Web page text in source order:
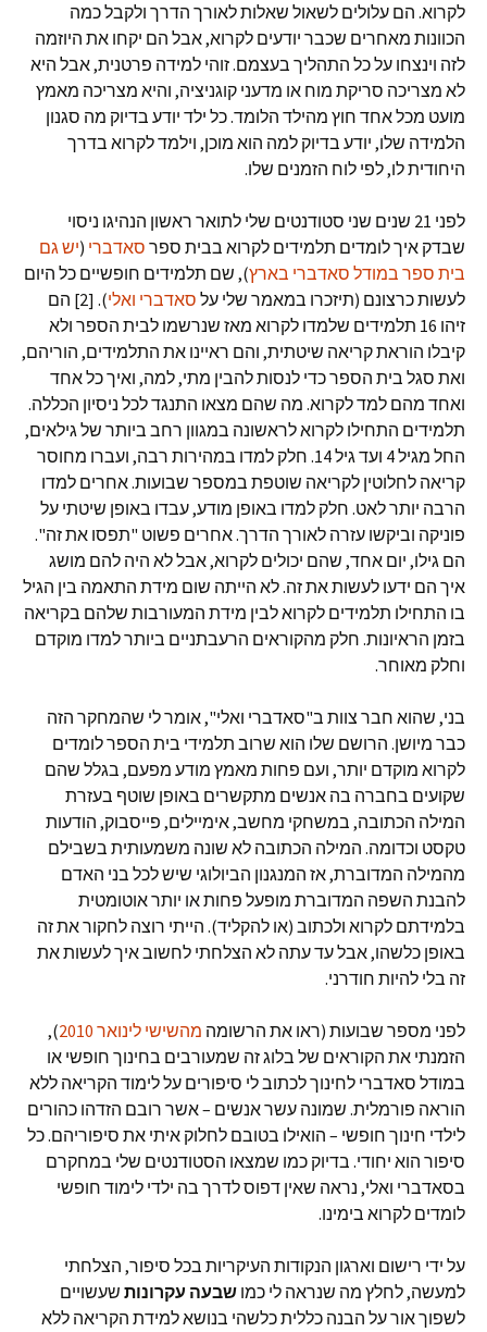
לקרוא. הם עלולים לשאול שאלות לאורך הדרך ולקבל כמה
הכוונות מאחרים שכבר יודעים לקרוא, אבל הם יקחו את היוזמה
לזה וינצחו על כל התהליך בעצמם. זוהי למידה פרטנית, אבל היא
לא מצריכה סריקת מוח או מדעני קוגניציה, והיא מצריכה מאמץ
מועט מכל אחד חוץ מהילד הלומד. כל ילד יודע בדיוק מה סגנון
הלמידה שלו, יודע בדיוק למה הוא מוכן, וילמד לקרוא בדרך
היחודית לו, לפי לוח הזמנים שלו.
לפני 21 שנים שני סטודנטים שלי לתואר ראשון הנהיגו ניסוי
שבדק איך לומדים תלמידים לקרוא בבית ספר סאדברי (יש גם
בית ספר במודל סאדברי בארץ), שם תלמידים חופשיים כל היום
לעשות כרצונם (תיזכרו במאמר שלי על סאדברי ואלי
). [2] הם
זיהו 16 תלמידים שלמדו לקרוא מאז שנרשמו לבית הספר ולא
קיבלו הוראת קריאה שיטתית, והם ראיינו את התלמידים, הוריהם,
ואת סגל בית הספר כדי לנסות להבין מתי, למה, ואיך כל אחד
ואחד מהם למד לקרוא. מה שהם מצאו התנגד לכל ניסיון הכללה.
תלמידים התחילו לקרוא לראשונה במגוון רחב ביותר של גילאים,
החל מגיל 4 ועד גיל 14. חלק למדו במהירות רבה, ועברו מחוסר
קריאה לחלוטין לקריאה שוטפת במספר שבועות. אחרים למדו
הרבה יותר לאט. חלק למדו באופן מודע, עבדו באופן שיטתי על
פוניקה וביקשו עזרה לאורך הדרך. אחרים פשוט "תפסו את זה".
הם גילו, יום אחד, שהם יכולים לקרוא, אבל לא היה להם מושג
איך הם ידעו לעשות את זה. לא הייתה שום מידת התאמה בין הגיל
בו התחילו תלמידים לקרוא לבין מידת המעורבות שלהם בקריאה
בזמן הראיונות. חלק מהקוראים הרעבתניים ביותר למדו מוקדם
וחלק מאוחר.
בני, שהוא חבר צוות ב"סאדברי ואלי", אומר לי שהמחקר הזה
כבר מיושן. הרושם שלו הוא שרוב תלמידי בית הספר לומדים
לקרוא מוקדם יותר, ועם פחות מאמץ מודע מפעם, בגלל שהם
שקועים בחברה בה אנשים מתקשרים באופן שוטף בעזרת
המילה הכתובה, במשחקי מחשב, אימיילים, פייסבוק, הודעות
טקסט וכדומה. המילה הכתובה לא שונה משמעותית בשבילם
מהמילה המדוברת, אז המנגנון הביולוגי שיש לכל בני האדם
להבנת השפה המדוברת מופעל פחות או יותר אוטומטית
בלמידתם לקרוא ולכתוב (או להקליד). הייתי רוצה לחקור את זה
באופן כלשהו, אבל עד עתה לא הצלחתי לחשוב איך לעשות את
זה בלי להיות חודרני.
לפני מספר שבועות (ראו את הרשומה מהשישי לינואר 2010
),
הזמנתי את הקוראים של בלוג זה שמעורבים בחינוך חופשי או
במודל סאדברי לחינוך לכתוב לי סיפורים על לימוד הקריאה ללא
הוראה פורמלית. שמונה עשר אנשים – אשר רובם הזדהו כהורים
לילדי חינוך חופשי – הואילו בטובם לחלוק איתי את סיפוריהם. כל
סיפור הוא יחודי. בדיוק כמו שמצאו הסטודנטים שלי במחקרם
בסאדברי ואלי, נראה שאין דפוס לדרך בה ילדי לימוד חופשי
לומדים לקרוא בימינו.
על ידי רישום וארגון הנקודות העיקריות בכל סיפור, הצלחתי
למעשה, לחלץ מה שנראה לי כמו שבעה עקרונות שעשויים
לשפוך אור על הבנה כללית כלשהי בנושא למידת הקריאה ללא